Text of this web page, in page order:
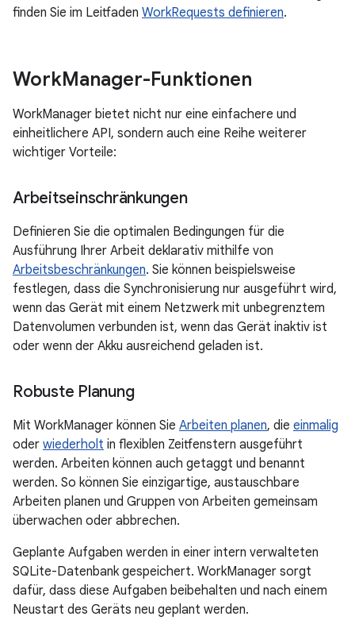
finden Sie im Leitfaden WorkRequests definieren.
WorkManager-Funktionen
WorkManager bietet nicht nur eine einfachere und
einheitlichere API, sondern auch eine Reihe weiterer
wichtiger Vorteile:
Arbeitseinschränkungen
Definieren Sie die optimalen Bedingungen für die
Ausführung Ihrer Arbeit deklarativ mithilfe von
Arbeitsbeschränkungen. Sie können beispielsweise
festlegen, dass die Synchronisierung nur ausgeführt wird,
wenn das Gerät mit einem Netzwerk mit unbegrenztem
Datenvolumen verbunden ist, wenn das Gerät inaktiv ist
oder wenn der Akku ausreichend geladen ist.
Robuste Planung
Mit WorkManager können Sie Arbeiten planen, die einmalig
oder wiederholt in flexiblen Zeitfenstern ausgeführt
werden. Arbeiten können auch getaggt und benannt
werden. So können Sie einzigartige, austauschbare
Arbeiten planen und Gruppen von Arbeiten gemeinsam
überwachen oder abbrechen.
Geplante Aufgaben werden in einer intern verwalteten
SQLite-Datenbank gespeichert. WorkManager sorgt
dafür, dass diese Aufgaben beibehalten und nach einem
Neustart des Geräts neu geplant werden.